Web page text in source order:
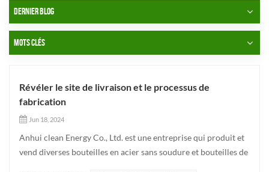
DERNIER BLOG
MOTS CLÉS
Révéler le site de livraison et le processus de
fabrication
Jun 18, 2024
Anhui clean Energy Co., Ltd. est une entreprise qui produit et
vend diverses bouteilles en acier sans soudure et bouteilles de